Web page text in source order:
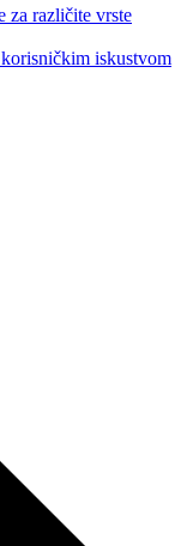
za različite vrste
korisničkim iskustvom